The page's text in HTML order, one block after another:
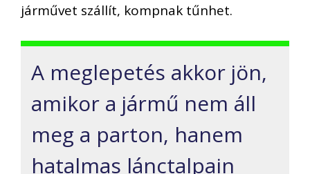
járművet szállít, kompnak tűnhet.
A meglepetés akkor jön,
amikor a jármű nem áll
meg a parton, hanem
hatalmas lánctalpain